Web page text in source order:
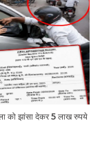
को झांसा देकर 5 लाख रुपये